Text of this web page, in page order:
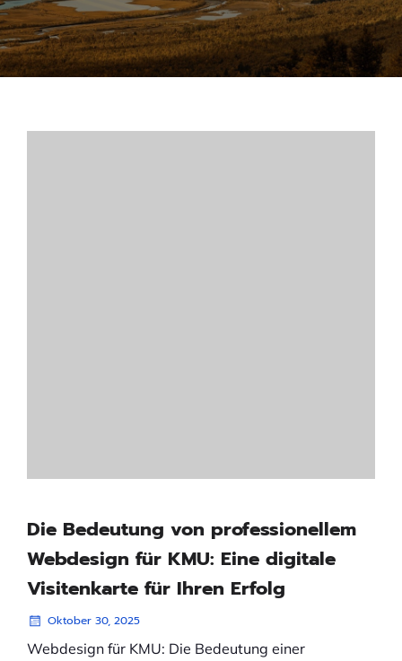
Die Bedeutung von professionellem
Webdesign für KMU: Eine digitale
Visitenkarte für Ihren Erfolg
Oktober 30, 2025
Webdesign für KMU: Die Bedeutung einer